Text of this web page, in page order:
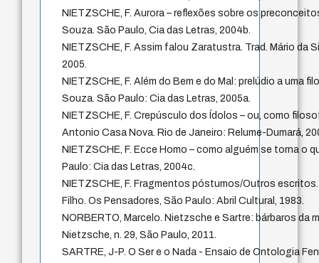
NIETZSCHE, F. Aurora – reflexões sobre os
Souza. São Paulo, Cia das Letras, 2004b.
NIETZSCHE, F. Assim falou Zaratustra. Trad. Mário da
2005.
NIETZSCHE, F. Além do Bem e do Mal: prelúdio a uma
Souza. São Paulo: Cia das Letras, 2005a.
NIETZSCHE, F. Crepúsculo dos Ídolos – ou, como
Antonio Casa Nova. Rio de Janeiro: Relume-Dumará,
NIETZSCHE, F. Ecce Homo – como alguém se torna o
Paulo: Cia das Letras, 2004c.
NIETZSCHE, F. Fragmentos póstumos/Outros
Filho. Os Pensadores, São Paulo: Abril Cultural, 1983.
NORBERTO, Marcelo. Nietzsche e Sartre: bárbaros da
Nietzsche, n. 29, São Paulo, 2011.
SARTRE, J-P. O Ser e o Nada - Ensaio de Ontologia